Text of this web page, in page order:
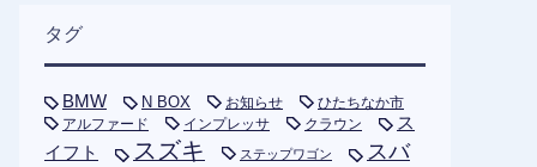
タグ
BMW N BOX お知らせ
ひたちなか市
アルファード
インプレッサ クラウン
ス
イフト
スズキ ステップワゴン
スバ